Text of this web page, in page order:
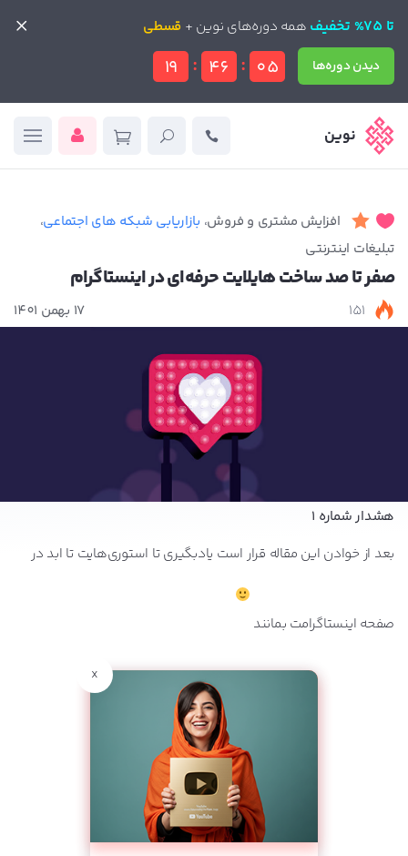
تا 75% تخفیف همه دوره‌های نوین + قسطی
دیدن دوره‌ها 19 : 46 : 04
تا 75% تخفیف همه دوره‌های نوین + قسطی
دیدن دوره‌ها
نوین
افزایش مشتری و فروش، بازاریابی شبکه های اجتماعی،
تبلیغات اینترنتی
صفر تا صد ساخت هایلایت حرفه‌ای در اینستاگرام
151 17 بهمن 1401
هشدار شماره 1
بعد از خوادن این مقاله قرار است یادبگیری تا استوری‌هایت تا ابد در
صفحه اینستاگرامت بمانند
x